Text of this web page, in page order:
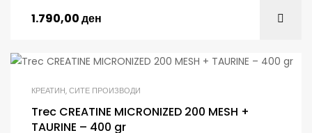
1.790,00ден
КРЕАТИН,СИТЕ ПРОИЗВОДИ
Trec CREATINE MICRONIZED 200 MESH +
TAURINE – 400 gr